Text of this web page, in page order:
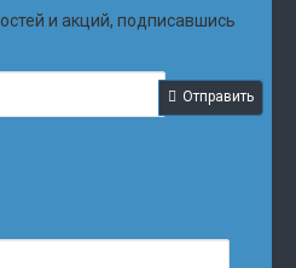
и акций, подписавшись
Отправить